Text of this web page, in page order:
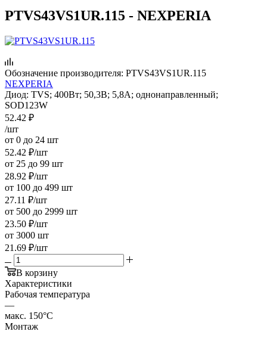
PTVS43VS1UR.115 - NEXPERIA
Обозначение производителя: PTVS43VS1UR.115
NEXPERIA
Диод: TVS; 400Вт; 50,3В; 5,8А; однонаправленный;
SOD123W
52.42 ₽
/шт
от 0 до 24 шт
52.42 ₽/шт
от 25 до 99 шт
28.92 ₽/шт
от 100 до 499 шт
27.11 ₽/шт
от 500 до 2999 шт
23.50 ₽/шт
от 3000 шт
21.69 ₽/шт
В корзину
Характеристики
Рабочая температура
—
макс. 150°C
Монтаж